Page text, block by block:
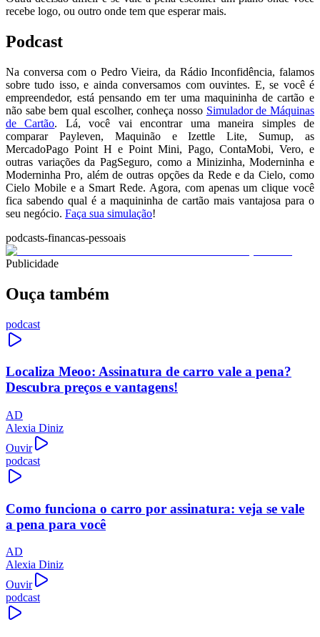
recebe logo, ou outro onde tem que esperar mais.
Podcast
Na conversa com o Pedro Vieira, da Rádio Inconfidência, falamos
sobre tudo isso, e ainda conversamos com ouvintes. E, se você é
empreendedor, está pensando em ter uma maquininha de cartão e
não sabe bem qual escolher, conheça nosso Simulador de Máquinas
de Cartão. Lá, você vai encontrar uma maneira simples de
comparar Payleven, Maquinão e Izettle Lite, Sumup, as
MercadoPago Point H e Point Mini, Pago, ContaMobi, Vero, e
outras variações da PagSeguro, como a Minizinha, Moderninha e
Moderninha Pro, além de outras opções da Rede e da Cielo, como
Cielo Mobile e a Smart Rede. Agora, com apenas um clique você
fica sabendo qual é a maquininha de cartão mais vantajosa para o
seu negócio. Faça sua simulação!
podcasts-financas-pessoais
Publicidade
Ouça também
podcast
Localiza Meoo: Assinatura de carro vale a pena?
Descubra preços e vantagens!
AD
Alexia Diniz
Ouvir
podcast
Como funciona o carro por assinatura: veja se vale
a pena para você
AD
Alexia Diniz
Ouvir
podcast